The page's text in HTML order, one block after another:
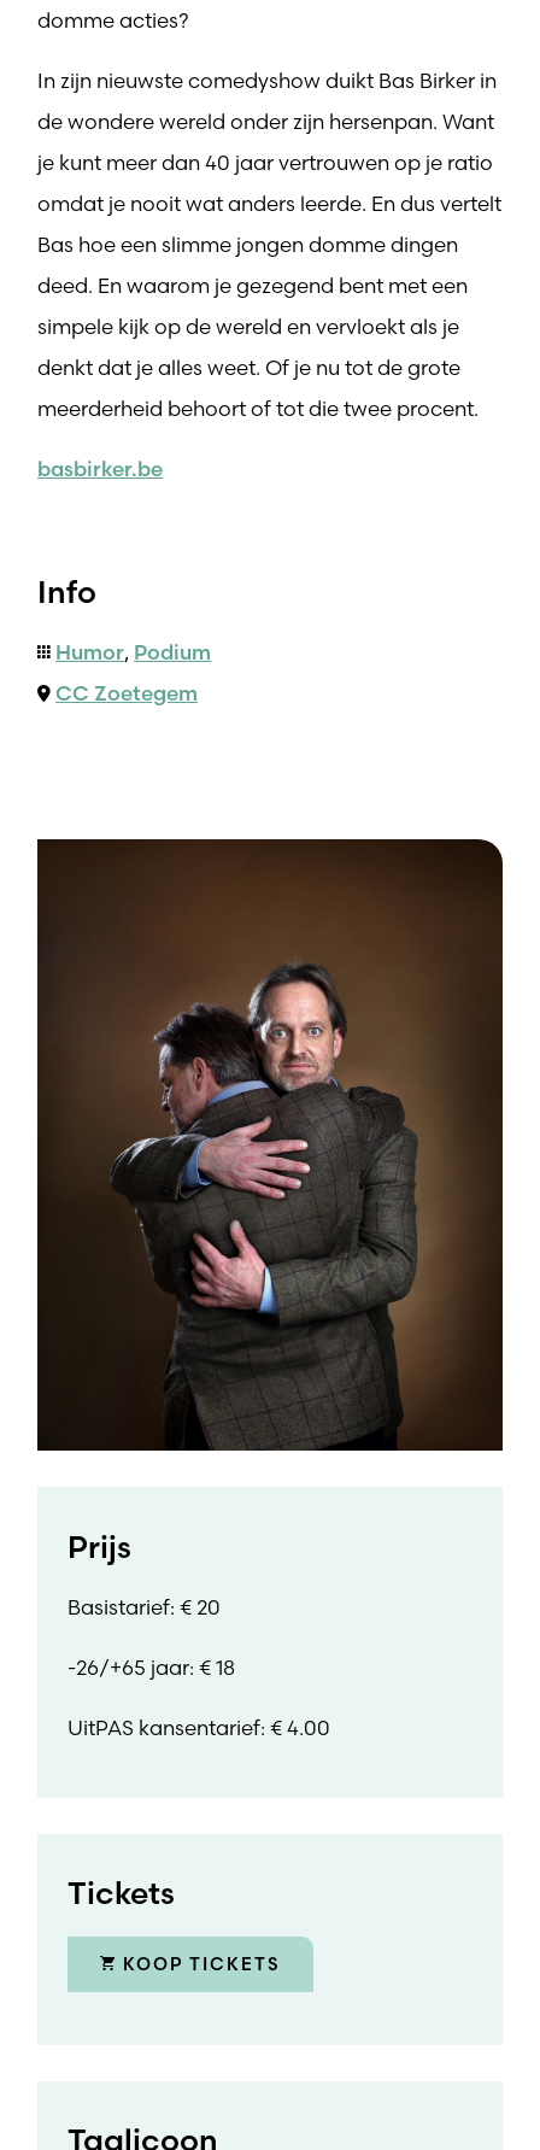
domme acties?
In zijn nieuwste comedyshow duikt Bas Birker in
de wondere wereld onder zijn hersenpan. Want
je kunt meer dan 40 jaar vertrouwen op je ratio
omdat je nooit wat anders leerde. En dus vertelt
Bas hoe een slimme jongen domme dingen
deed. En waarom je gezegend bent met een
simpele kijk op de wereld en vervloekt als je
denkt dat je alles weet. Of je nu tot de grote
meerderheid behoort of tot die twee procent.
basbirker.be
Info
Humor, Podium
CC Zoetegem
Prijs
Basistarief: € 20
-26/+65 jaar: € 18
UitPAS kansentarief: € 4.00
Tickets
KOOP TICKETS
Taalicoon